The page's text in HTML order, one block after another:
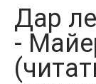
ЗАКЛАДКИ
Дар
-